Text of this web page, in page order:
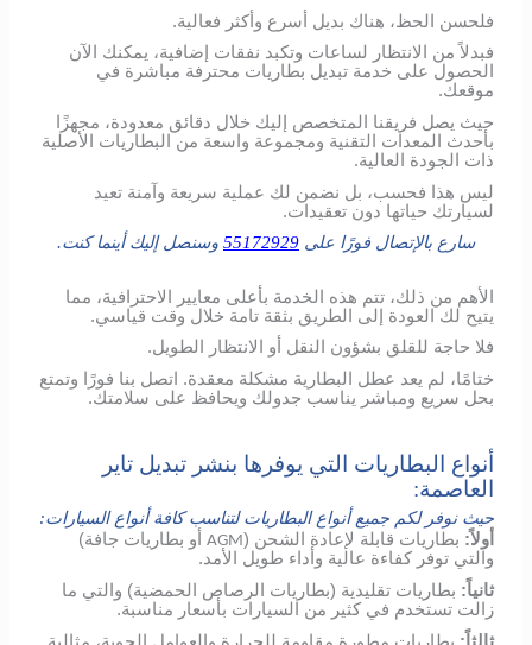
فلحسن الحظ، هناك بديل أسرع وأكثر فعالية.
فبدلاً من الانتظار لساعات وتكبد نفقات إضافية، يمكنك الآن
الحصول على خدمة تبديل بطاريات محترفة مباشرة في
موقعك.
حيث يصل فريقنا المتخصص إليك خلال دقائق معدودة، مجهزًا
بأحدث المعدات التقنية ومجموعة واسعة من البطاريات الأصلية
ذات الجودة العالية.
ليس هذا فحسب، بل نضمن لك عملية سريعة وآمنة تعيد
لسيارتك حياتها دون تعقيدات.
سارع بالإتصال فورًا على 55172929 وسنصل إليك أينما كنت.
الأهم من ذلك، تتم هذه الخدمة بأعلى معايير الاحترافية، مما
يتيح لك العودة إلى الطريق بثقة تامة خلال وقت قياسي.
فلا حاجة للقلق بشؤون النقل أو الانتظار الطويل.
ختامًا، لم يعد عطل البطارية مشكلة معقدة. اتصل بنا فورًا وتمتع
بحل سريع ومباشر يناسب جدولك ويحافظ على سلامتك.
أنواع البطاريات التي يوفرها بنشر تبديل تاير
العاصمة:
حيث نوفر لكم جميع أنواع البطاريات لتناسب كافة أنواع السيارات:
أولاً: بطاريات قابلة لإعادة الشحن (AGM أو بطاريات جافة)
والتي توفر كفاءة عالية وأداء طويل الأمد.
ثانياً: بطاريات تقليدية (بطاريات الرصاص الحمضية) والتي ما
زالت تستخدم في كثير من السيارات بأسعار مناسبة.
ثالثاً: بطاريات مطورة مقاومة للحرارة والعوامل الجوية، مثالية